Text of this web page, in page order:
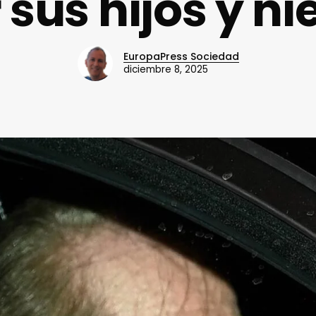
EuropaPress Sociedad
diciembre 8, 2025